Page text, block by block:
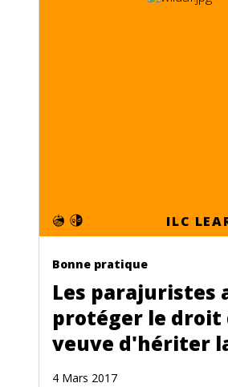
ILC
Bonne pratique
Les parajuristes
protéger le droit
veuve d'hériter
4 Mars 2017